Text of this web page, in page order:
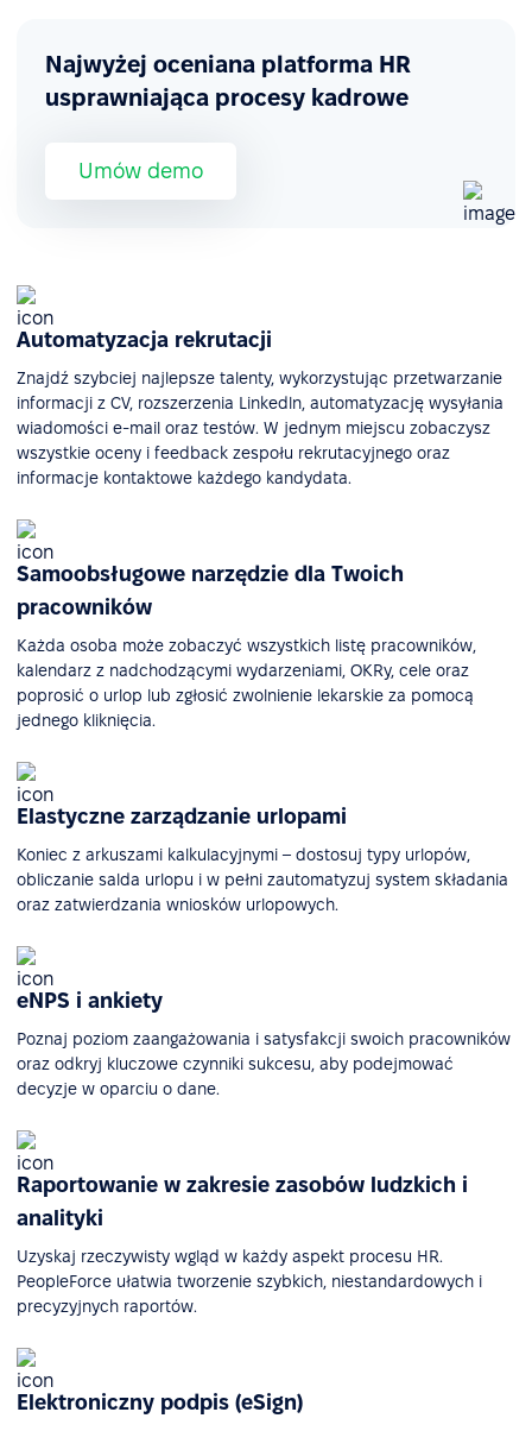
Najwyżej oceniana platforma HR
usprawniająca procesy kadrowe
Umów demo
Automatyzacja rekrutacji
Znajdź szybciej najlepsze talenty, wykorzystując przetwarzanie
informacji z CV, rozszerzenia Linkedln, automatyzację wysyłania
wiadomości e-mail oraz testów. W jednym miejscu zobaczysz
wszystkie oceny i feedback zespołu rekrutacyjnego oraz
informacje kontaktowe każdego kandydata.
Samoobsługowe narzędzie dla Twoich
pracowników
Każda osoba może zobaczyć wszystkich listę pracowników,
kalendarz z nadchodzącymi wydarzeniami, OKRy, cele oraz
poprosić o urlop lub zgłosić zwolnienie lekarskie za pomocą
jednego kliknięcia.
Elastyczne zarządzanie urlopami
Koniec z arkuszami kalkulacyjnymi – dostosuj typy urlopów,
obliczanie salda urlopu i w pełni zautomatyzuj system składania
oraz zatwierdzania wniosków urlopowych.
eNPS i ankiety
Poznaj poziom zaangażowania i satysfakcji swoich pracowników
oraz odkryj kluczowe czynniki sukcesu, aby podejmować
decyzje w oparciu o dane.
Raportowanie w zakresie zasobów ludzkich i
analityki
Uzyskaj rzeczywisty wgląd w każdy aspekt procesu HR.
PeopleForce ułatwia tworzenie szybkich, niestandardowych i
precyzyjnych raportów.
Elektroniczny podpis (eSign)